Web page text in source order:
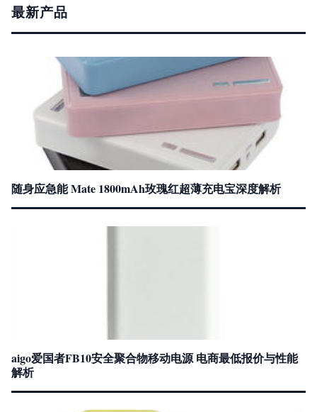
最新产品
随身应急能 Mate 1800mAh玫瑰红超薄充电宝深度解析
aigo爱国者FB10安全聚合物移动电源 电商最低报价与性能
解析